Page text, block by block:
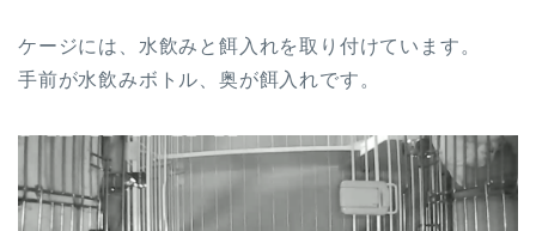
ケージには、水飲みと餌入れを取り付けています。
手前が水飲みボトル、奥が餌入れです。